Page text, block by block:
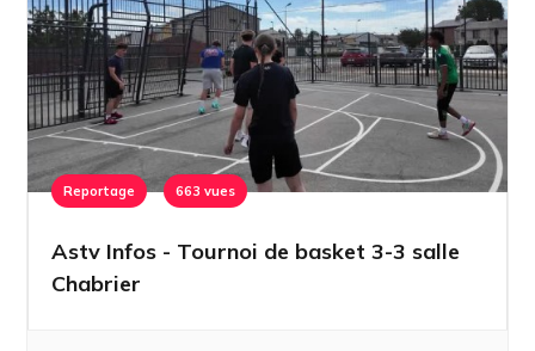
Reportage 663 vues
Astv Infos - Tournoi de basket 3-3 salle
Chabrier